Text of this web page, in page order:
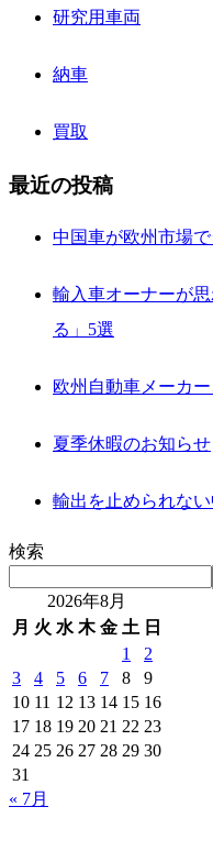
研究用車両
納車
買取
最近の投稿
中国車が欧州市場
輸入車オーナーが
る」5選
欧州自動車メーカ
夏季休暇のお知らせ
輸出を止められな
検索
2026年8月
月 火 水 木 金 土 日
1
2
3
4 5 6 7 8
9
10 11 12 13 14 15 16
17 18 19 20 21 22 23
24 25 26 27 28 29 30
31
« 7月